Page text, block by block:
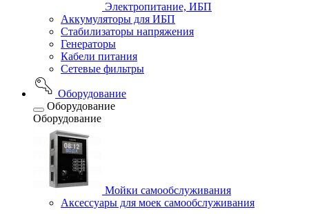
Электропитание, ИБП
Аккумуляторы для ИБП
Стабилизаторы напряжения
Генераторы
Кабели питания
Сетевые фильтры
Оборудование
Оборудование
Оборудование
Мойки самообслуживания
Аксессуары для моек самообслуживания